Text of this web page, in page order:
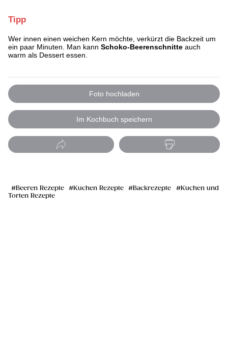
Tipp
Wer innen einen weichen Kern möchte, verkürzt die Backzeit um
ein paar Minuten. Man kann Schoko-Beerenschnitte auch
warm als Dessert essen.
Foto hochladen
Im Kochbuch speichern
Beeren Rezepte Kuchen Rezepte Backrezepte
Kuchen und
Torten Rezepte